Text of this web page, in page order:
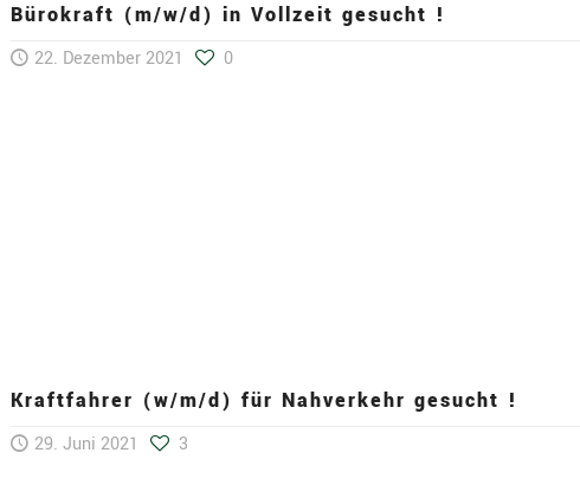
Bürokraft (m/w/d) in Vollzeit gesucht !
22. Dezember 2021 0
Kraftfahrer (w/m/d) für Nahverkehr gesucht !
29. Juni 2021 3